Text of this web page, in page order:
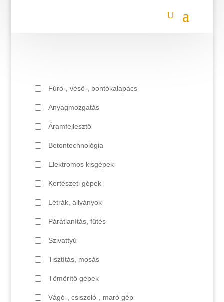
Fúró-, véső-, bontókalapács
Anyagmozgatás
Áramfejlesztő
Betontechnológia
Elektromos kisgépek
Kertészeti gépek
Létrák, állványok
Párátlanítás, fűtés
Szivattyú
Tisztítás, mosás
Tömörítő gépek
Vágó-, csiszoló-, maró gép